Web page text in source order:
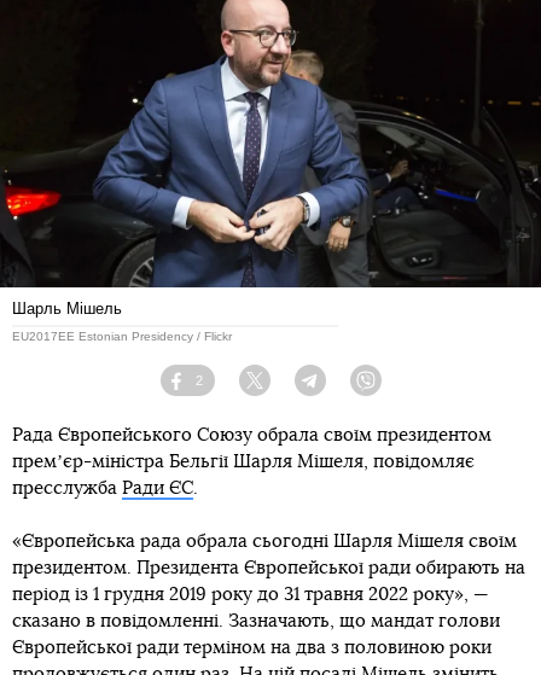
Шарль Мішель
EU2017EE Estonian Presidency / Flickr
Facebook
2
Twitter TelegramViber
Рада Європейського Cоюзу обрала своїм президентом
премʼєр-міністра Бельгії Шарля Мішеля, повідомляє
пресслужба Ради ЄС.
«Європейська рада обрала сьогодні Шарля Мішеля своїм
президентом. Президента Європейської ради обирають на
період із 1 грудня 2019 року до 31 травня 2022 року», —
сказано в повідомленні. Зазначають, що мандат голови
Європейської ради терміном на два з половиною роки